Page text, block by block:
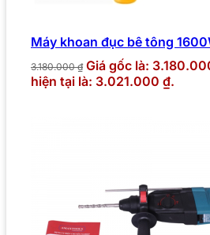
Máy khoan đục bê tông
3.180.000₫ Giá gốc là:
hiện tại là: 3.021.000 ₫.